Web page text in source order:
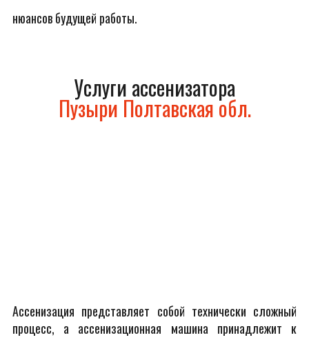
нюансов будущей работы.
Услуги ассенизатора
Пузыри Полтавская обл.
Ассенизация представляет собой технически сложный
процесс, а ассенизационная машина принадлежит к